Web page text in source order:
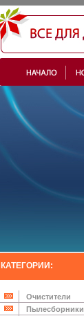
КАТЕГОРИИ:
Очистители
Пылесборники